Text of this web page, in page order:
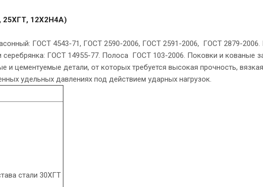
25ХГТ, 12Х2Н4А)
ГОСТ 4543-71, ГОСТ 2590-2006, ГОСТ 2591-2006, ГОСТ 2879-
ГОСТ 14955-77. Полоса ГОСТ 103-2006. Поковки и кованые
цементуемые детали, от которых требуется высокая прочность,
удельных давлениях под действием ударных нагрузок.